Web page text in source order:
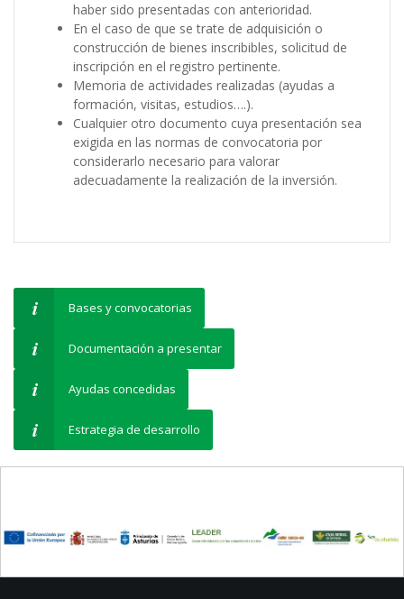
haber sido presentadas con anterioridad.
En el caso de que se trate de adquisición o
construcción de bienes inscribibles, solicitud de
inscripción en el registro pertinente.
Memoria de actividades realizadas (ayudas a
formación, visitas, estudios….).
Cualquier otro documento cuya presentación sea
exigida en las normas de convocatoria por
considerarlo necesario para valorar
adecuadamente la realización de la inversión.
Bases y convocatorias
Documentación a presentar
Ayudas concedidas
Estrategia de desarrollo